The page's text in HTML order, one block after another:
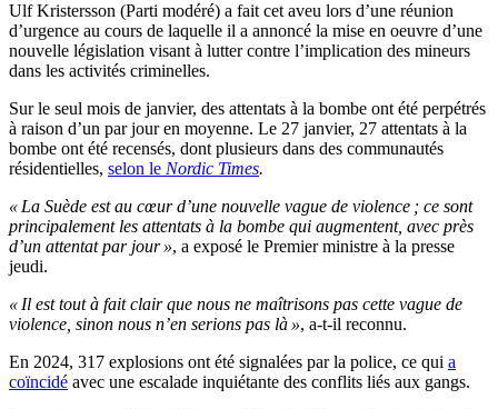
Ulf Kristersson (Parti modéré) a fait cet aveu lors d’une réunion
d’urgence au cours de laquelle il a annoncé la mise en oeuvre d’une
nouvelle législation visant à lutter contre l’implication des mineurs
dans les activités criminelles.
Sur le seul mois de janvier, des attentats à la bombe ont été perpétrés
à raison d’un par jour en moyenne. Le 27 janvier, 27 attentats à la
bombe ont été recensés, dont plusieurs dans des communautés
résidentielles, selon le Nordic Times.
« La Suède est au cœur d’une nouvelle vague de violence ; ce sont
principalement les attentats à la bombe qui augmentent, avec près
d’un attentat par jour », a exposé le Premier ministre à la presse
jeudi.
« Il est tout à fait clair que nous ne maîtrisons pas cette vague de
violence, sinon nous n’en serions pas là », a-t-il reconnu.
En 2024, 317 explosions ont été signalées par la police, ce qui a
coïncidé avec une escalade inquiétante des conflits liés aux gangs.